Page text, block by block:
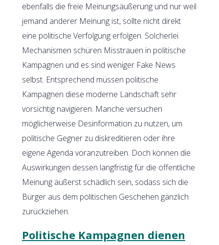
ebenfalls die freie Meinungsäußerung und nur weil
jemand anderer Meinung ist, sollte nicht direkt
eine politische Verfolgung erfolgen. Solcherlei
Mechanismen schüren Misstrauen in politische
Kampagnen und es sind weniger Fake News
selbst. Entsprechend müssen politische
Kampagnen diese moderne Landschaft sehr
vorsichtig navigieren. Manche versuchen
möglicherweise Desinformation zu nutzen, um
politische Gegner zu diskreditieren oder ihre
eigene Agenda voranzutreiben. Doch können die
Auswirkungen dessen langfristig für die öffentliche
Meinung äußerst schädlich sein, sodass sich die
Bürger aus dem politischen Geschehen gänzlich
zurückziehen.
Politische Kampagnen dienen